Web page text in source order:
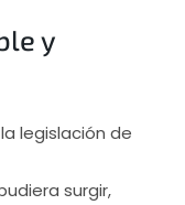
y
legislación de
surgir,